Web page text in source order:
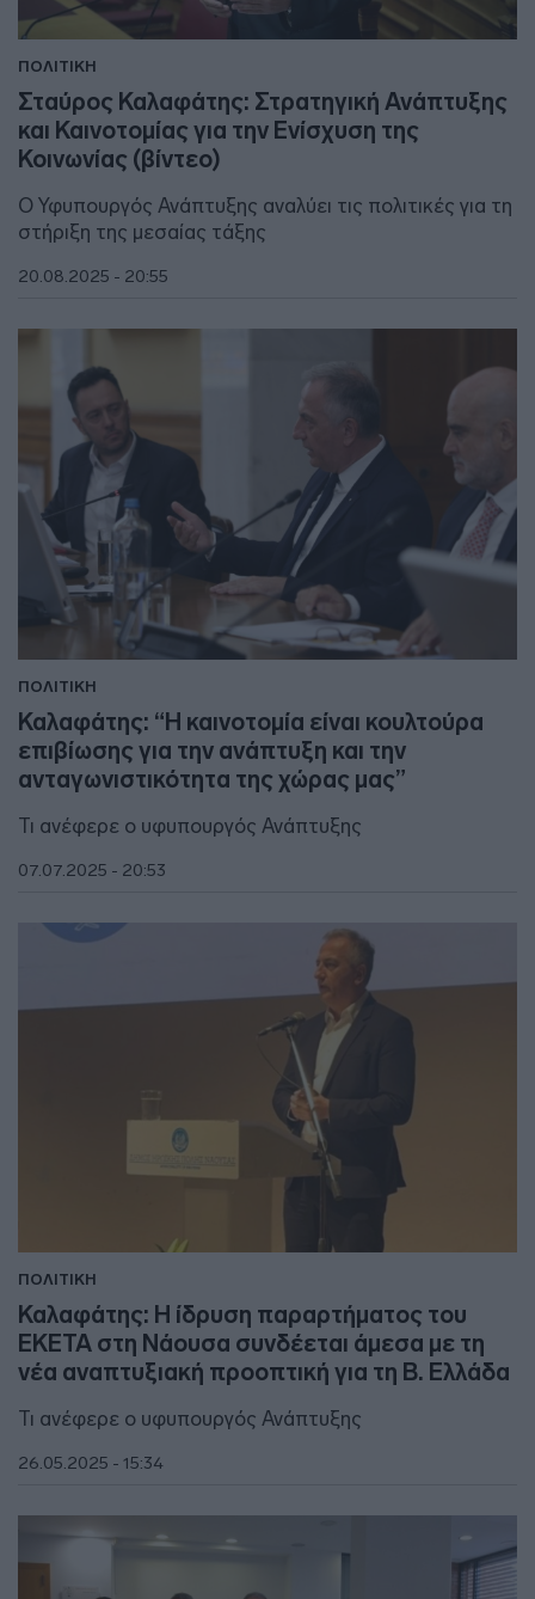
ΠΟΛΙΤΙΚΗ
Σταύρος Καλαφάτης: Στρατηγική Ανάπτυξης
και Καινοτομίας για την Ενίσχυση της
Κοινωνίας (βίντεο)
Ο Υφυπουργός Ανάπτυξης αναλύει τις πολιτικές για τη
στήριξη της μεσαίας τάξης
20.08.2025 - 20:55
ΠΟΛΙΤΙΚΗ
Καλαφάτης: “H καινοτομία είναι κουλτούρα
επιβίωσης για την ανάπτυξη και την
ανταγωνιστικότητα της χώρας μας”
Τι ανέφερε ο υφυπουργός Ανάπτυξης
07.07.2025 - 20:53
ΠΟΛΙΤΙΚΗ
Καλαφάτης: Η ίδρυση παραρτήματος του
ΕΚΕΤΑ στη Νάουσα συνδέεται άμεσα με τη
νέα αναπτυξιακή προοπτική για τη Β. Ελλάδα
Τι ανέφερε ο υφυπουργός Ανάπτυξης
26.05.2025 - 15:34